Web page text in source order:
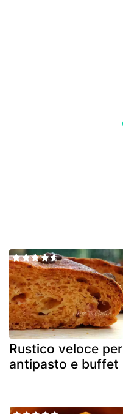
Rustico veloce per
antipasto e buffet